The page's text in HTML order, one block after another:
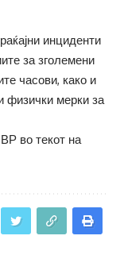
инциденти
за зголемени
часови, како и
физички мерки за
во текот на